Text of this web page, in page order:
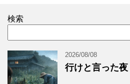
検索
2026/08/08
行けと言った